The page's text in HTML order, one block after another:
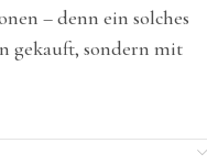
– denn ein solches
gekauft, sondern mit